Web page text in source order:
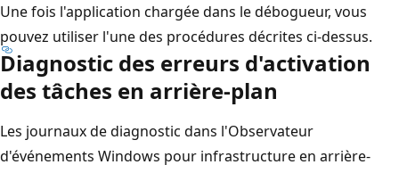
Une fois l'application chargée dans le débogueur, vous
pouvez utiliser l'une des procédures décrites ci-dessus.
Diagnostic des erreurs d'activation
des tâches en arrière-plan
Les journaux de diagnostic dans l'Observateur
d'événements Windows pour infrastructure en arrière-